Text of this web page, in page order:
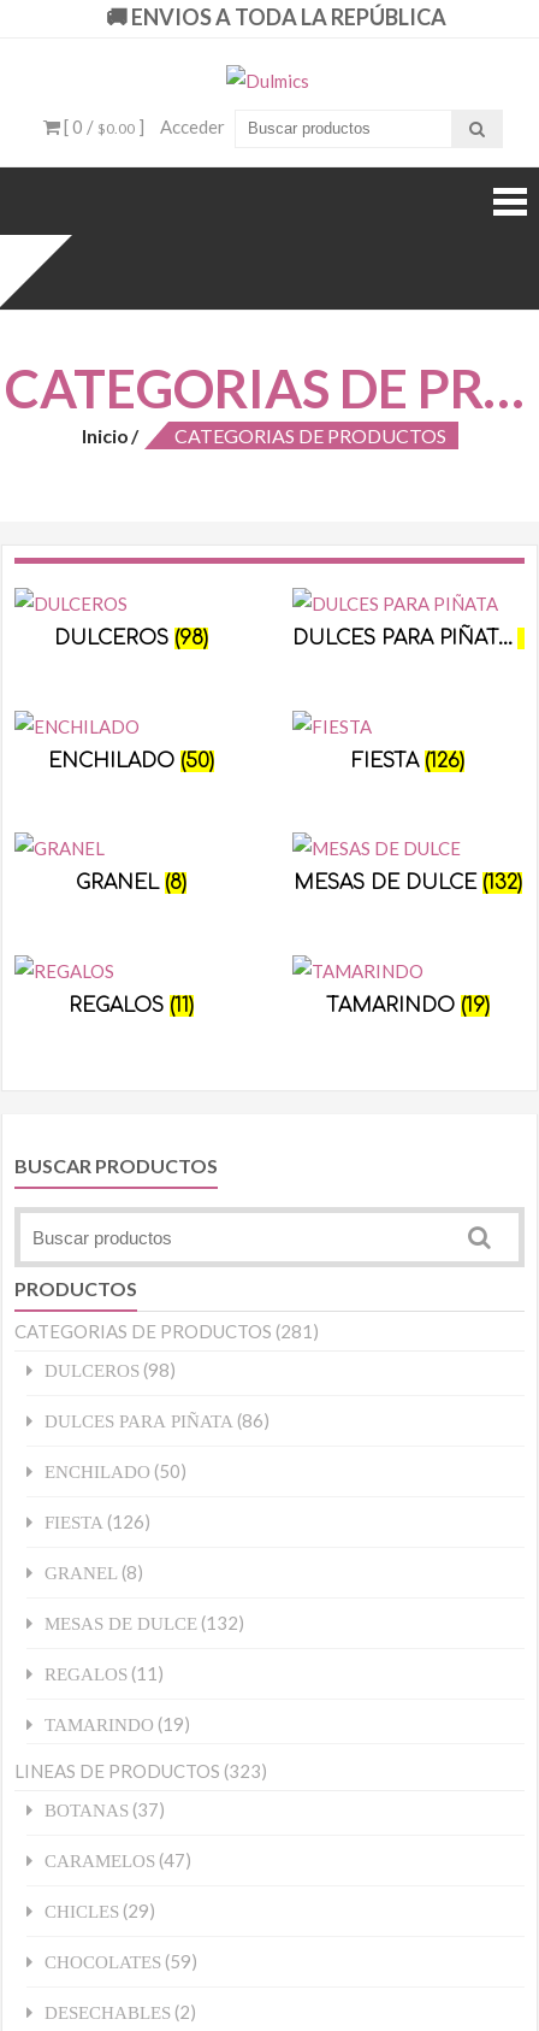
🚚 ENVIOS A TODA LA REPÚBLICA
[ 0 / $0.00] Acceder
CATEGORIAS DE PRODUCTOS
Inicio CATEGORIAS DE PRODUCTOS
DULCEROS (98) DULCES PARA PIÑATA
ENCHILADO (50) FIESTA (126)
GRANEL (8) MESAS DE DULCE (132)
REGALOS (11) TAMARINDO (19)
BUSCAR PRODUCTOS
PRODUCTOS
CATEGORIAS DE PRODUCTOS (281)
DULCEROS (98)
DULCES PARA PIÑATA (86)
ENCHILADO (50)
FIESTA (126)
GRANEL (8)
MESAS DE DULCE (132)
REGALOS (11)
TAMARINDO (19)
LINEAS DE PRODUCTOS (323)
BOTANAS (37)
CARAMELOS (47)
CHICLES (29)
CHOCOLATES (59)
DESECHABLES (2)